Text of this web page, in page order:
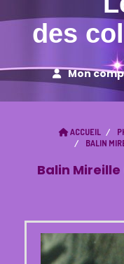
des
Mon
ACCUEIL
BALIN
Balin